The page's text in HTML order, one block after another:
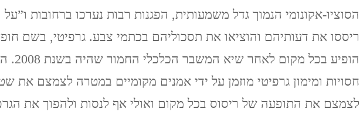
הסוציו-אקונומי הנמוך גדל משמעותית, הפגנות רבות נערכו ברחובות
ריססו את דעותיהם והוציאו את תסכוליהם בכתמי צבע. גרפיטי, בשם
הופיע
חסויות ומימון גרפיטי מוזמן על ידי אמנים מקומיים במטרה לצמצם את
לצמצם את התופעה של ריסוס בכל מקום ואולי אף לנסות ולהפוך את